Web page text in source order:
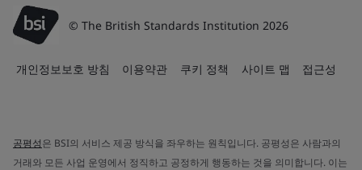
© The British Standards Institution 2026
개인정보보호 방침 이용약관 쿠키 정책 사이트 맵 접근성
공평성은 BSI의 서비스 제공 방식을 좌우하는 원칙입니다. 공평성은 사람과의
거래와 모든 사업 운영에서 정직하고 공정하게 행동하는 것을 의미합니다. 이는